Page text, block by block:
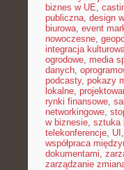
biznes w UE,
publiczna, design
biurowa, event
nowoczesne,
integracja
ogrodowe, media
danych,
podcasty, pokazy
lokalne,
rynki finansowe,
networkingowe,
w biznesie, sztuka
telekonferencje, UI ,
współpraca
dokumentami,
zarządzanie